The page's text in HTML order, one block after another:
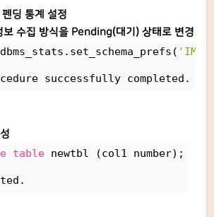
딩 통계 설정
보 수집 방식을 Pending(대기) 상태로 변경
successfully completed.
table newtbl (col1 number);